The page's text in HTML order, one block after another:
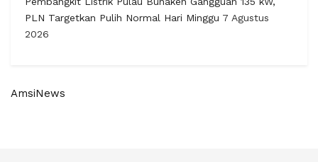
PLN Targetkan Pulih Normal Hari Minggu 7 Agustus
2026
AmsiNews